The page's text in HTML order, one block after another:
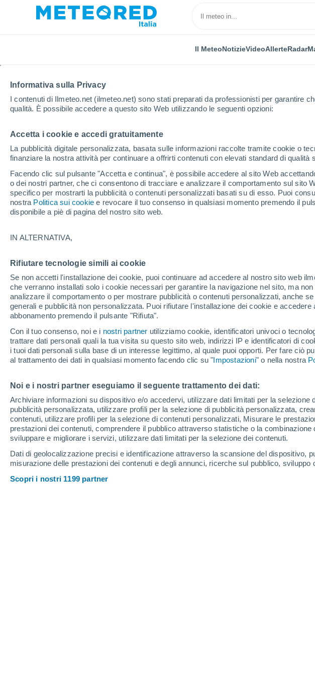
Informativa sulla Privacy
I contenuti di Ilmeteo.net (ilmeteo.net) sono stati preparati da professionisti per garantire
qualità. È possibile accedere a questo sito Web utilizzando le seguenti opzioni:
Accetta i cookie e accedi gratuitamente
La pubblicità digitale personalizzata, basata sulle informazioni raccolte tramite cookie o
finanziare la nostra attività per continuare a offrirti contenuti con elevati standard di qualità
Facendo clic sul pulsante "Accetta e continua", è possibile accedere al sito Web
o dei nostri partner, che ci consentono di tracciare e analizzare il comportamento sul sito
specifico per mostrarti la pubblicità o contenuti personalizzati basati su di esso. Puoi
nostra Politica sui cookie e revocare il tuo consenso in qualsiasi momento premendo il
disponibile a piè di pagina del nostro sito web.
IN ALTERNATIVA,
Rifiutare tecnologie simili ai cookie
Se non accetti l'installazione dei cookie, puoi continuare ad accedere al nostro sito web
che verranno installati solo i cookie necessari per garantire la navigazione nel sito, ma
analizzare il comportamento o per mostrare pubblicità o contenuti personalizzati, anche
generali e pubblicità non personalizzata. Puoi rifiutare l'installazione dei cookie e
abbonamento premendo il pulsante "Rifiuta".
Con il tuo consenso, noi e i nostri partner utilizziamo cookie, identificatori univoci o
trattare dati personali quali la tua visita su questo sito web, indirizzi IP e identificatori di
i tuoi dati personali sulla base di un interesse legittimo, al quale puoi opporti. Per fare ciò
al trattamento dei dati in qualsiasi momento facendo clic su "Impostazioni" o nella nostra
Noi e i nostri partner eseguiamo il seguente trattamento dei dati:
Archiviare informazioni su dispositivo e/o accedervi, utilizzare dati limitati per la selezione
pubblicità personalizzata, utilizzare profili per la selezione di pubblicità personalizzata,
contenuti, utilizzare profili per la selezione di contenuti personalizzati, Misurare le
prestazioni dei contenuti, comprendere il pubblico attraverso statistiche o la combinazione
sviluppare e migliorare i servizi, utilizzare dati limitati per la selezione dei contenuti.
Dati di geolocalizzazione precisi e identificazione attraverso la scansione del dispositivo,
misurazione delle prestazioni dei contenuti e degli annunci, ricerche sul pubblico, sviluppo
Scopri i nostri 1199 partner
Il MeteoNotizieVideoAllerteRadar
Home Armenia
Il Meteo in Armenia
Oggi, 6 agosto Tutto il giorno Simbolo
35°
23°
Yerevan
17°
Talin
13°
Martuni
21°
13°
Vardenis
22°
Vanadzor
Bavra
25°
16°
Gyumri
Sisian
22°
16°
Dilijan
Areni
Province Armenia